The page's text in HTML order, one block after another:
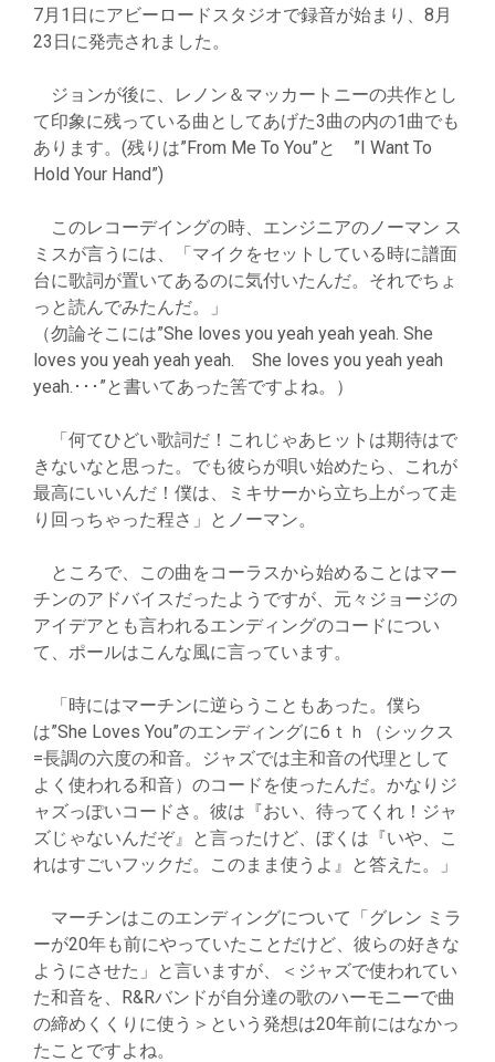
7月1日にアビーロードスタジオで録音が始まり、8月
23日に発売されました。
ジョンが後に、レノン＆マッカートニーの共作とし
て印象に残っている曲としてあげた3曲の内の1曲でも
あります。(残りは”From Me To You”と ”I Want To
Hold Your Hand”)
このレコーデイングの時、エンジニアのノーマン ス
ミスが言うには、「マイクをセットしている時に譜面
台に歌詞が置いてあるのに気付いたんだ。それでちょ
っと読んでみたんだ。」
（勿論そこには”She loves you yeah yeah yeah. She
loves you yeah yeah yeah. She loves you yeah yeah
yeah.･･･”と書いてあった筈ですよね。）
「何てひどい歌詞だ！これじゃあヒットは期待はで
きないなと思った。でも彼らが唄い始めたら、これが
最高にいいんだ！僕は、ミキサーから立ち上がって走
り回っちゃった程さ」とノーマン。
ところで、この曲をコーラスから始めることはマー
チンのアドバイスだったようですが、元々ジョージの
アイデアとも言われるエンディングのコードについ
て、ポールはこんな風に言っています。
「時にはマーチンに逆らうこともあった。僕ら
は”She Loves You”のエンディングに6ｔｈ（シックス
=長調の六度の和音。ジャズでは主和音の代理として
よく使われる和音）のコードを使ったんだ。かなりジ
ャズっぽいコードさ。彼は『おい、待ってくれ！ジャ
ズじゃないんだぞ』と言ったけど、ぼくは『いや、こ
れはすごいフックだ。このまま使うよ』と答えた。」
マーチンはこのエンディングについて「グレン ミラ
ーが20年も前にやっていたことだけど、彼らの好きな
ようにさせた」と言いますが、＜ジャズで使われてい
た和音を、R&Rバンドが自分達の歌のハーモニーで曲
の締めくくりに使う＞という発想は20年前にはなかっ
たことですよね。